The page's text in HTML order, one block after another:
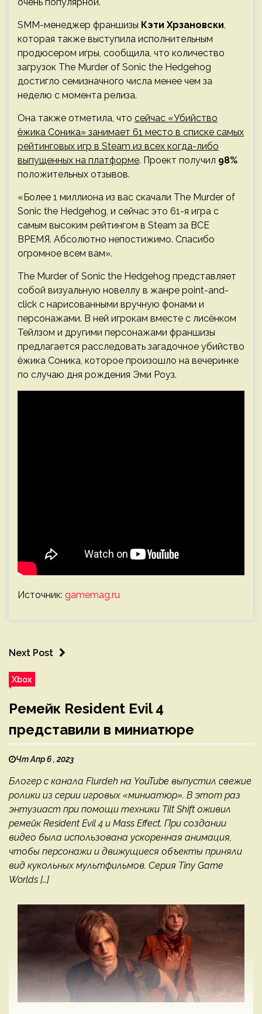
SMM-менеджер франшизы Кэти Хрзановски,
которая также выступила исполнительным
продюсером игры, сообщила, что количество
загрузок The Murder of Sonic the Hedgehog
достигло семизначного числа менее чем за
неделю с момента релиза.
Она также отметила, что сейчас «Убийство
ёжика Соника» занимает 61 место в списке самых
рейтинговых игр в Steam из всех когда-либо
выпущенных на платформе. Проект получил 98%
положительных отзывов.
«Более 1 миллиона из вас скачали The Murder of
Sonic the Hedgehog, и сейчас это 61-я игра с
самым высоким рейтингом в Steam за ВСЕ
ВРЕМЯ. Абсолютно непостижимо. Спасибо
огромное всем вам».
The Murder of Sonic the Hedgehog представляет
собой визуальную новеллу в жанре point-and-
click с нарисованными вручную фонами и
персонажами. В ней игрокам вместе с лисёнком
Тейлзом и другими персонажами франшизы
предлагается расследовать загадочное убийство
ёжика Соника, которое произошло на вечеринке
по случаю дня рождения Эми Роуз.
Источник: gamemag.ru
Next Post
Xbox
Ремейк Resident Evil 4
представили в миниатюре
Чт Апр 6 , 2023
Блогер с канала Flurdeh на YouTube выпустил свежие
ролики из серии игровых «миниатюр». В этот раз
энтузиаст при помощи техники Tilt Shift оживил
ремейк Resident Evil 4 и Mass Effect. При создании
видео была использована ускоренная анимация,
чтобы персонажи и движущиеся объекты приняли
вид кукольных мультфильмов. Серия Tiny Game
Worlds […]